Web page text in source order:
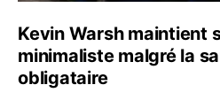
Kevin Warsh maintient
minimaliste malgré la
obligataire